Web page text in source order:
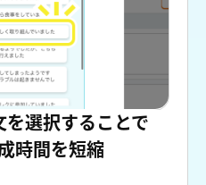
選択することで
時間を短縮